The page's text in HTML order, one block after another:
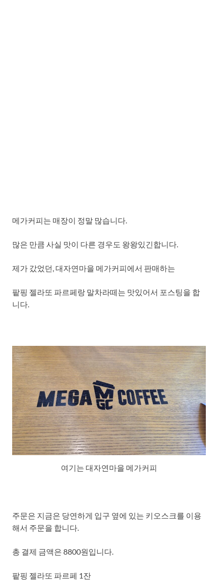
메가커피는 매장이 정말 많습니다.
많은 만큼 사실 맛이 다른 경우도 왕왕있긴합니다.
제가 갔었던, 대자연마을 메가커피에서 판매하는
팥핑 젤라또 파르페랑 말차라떼는 맛있어서 포스팅을 합
니다.
여기는 대자연마을 메가커피
주문은 지금은 당연하게 입구 옆에 있는 키오스크를 이용
해서 주문을 합니다.
총 결제 금액은 8800원입니다.
팥핑 젤라또 파르페 1잔